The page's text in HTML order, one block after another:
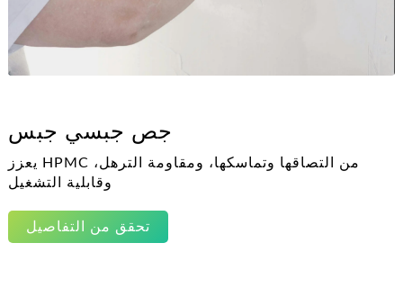
جص جبسي جبس
يعزز HPMC من التصاقها وتماسكها، ومقاومة الترهل،
وقابلية التشغيل
تحقق من التفاصيل